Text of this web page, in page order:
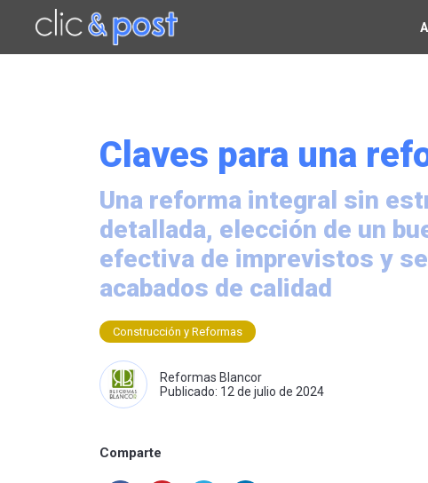
Claves para una
Una reforma integral sin
detallada, elección de un
efectiva de imprevistos y
acabados de calidad
Construcción y Reformas
Reformas Blancor
Publicado: 12 de julio de 2024
Comparte